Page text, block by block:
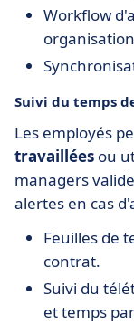
Workflow
Suivi du temps
Les employés
travaillées ou
managers
alertes en cas
Feuilles de
contrat.
Suivi du
et temps